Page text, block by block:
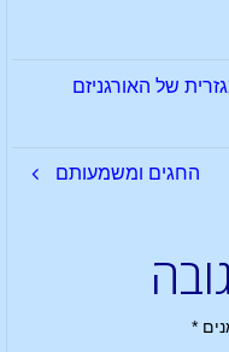
של האורגניזם
החגים ומשמעותם
*